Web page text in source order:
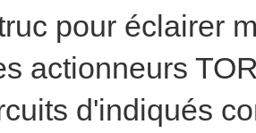
pour éclairer
actionneurs
d'indiqués